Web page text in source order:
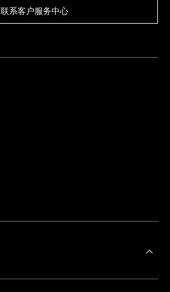
联系客户服务中心